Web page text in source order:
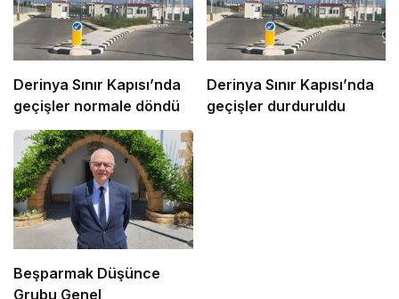
Derinya Sınır Kapısı’nda
geçişler normale döndü
Derinya Sınır Kapısı’nda
geçişler durduruldu
Beşparmak Düşünce
Grubu Genel